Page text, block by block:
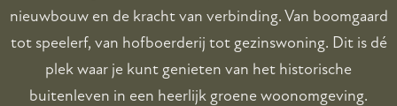
nieuwbouw en de kracht van verbinding. Van boomgaard
tot speelerf, van hofboerderij tot gezinswoning. Dit is dé
plek waar je kunt genieten van het historische
buitenleven in een heerlijk groene woonomgeving.